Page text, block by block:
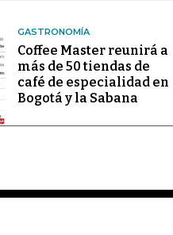
GASTRONOMÍA
Coffee Master reunirá a
más de 50 tiendas de
café de especialidad en
Bogotá y la Sabana